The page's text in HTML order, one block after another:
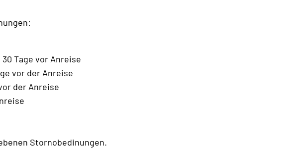
30 Tage vor Anreise
vor der Anreise
der Anreise
Stornobedinungen.